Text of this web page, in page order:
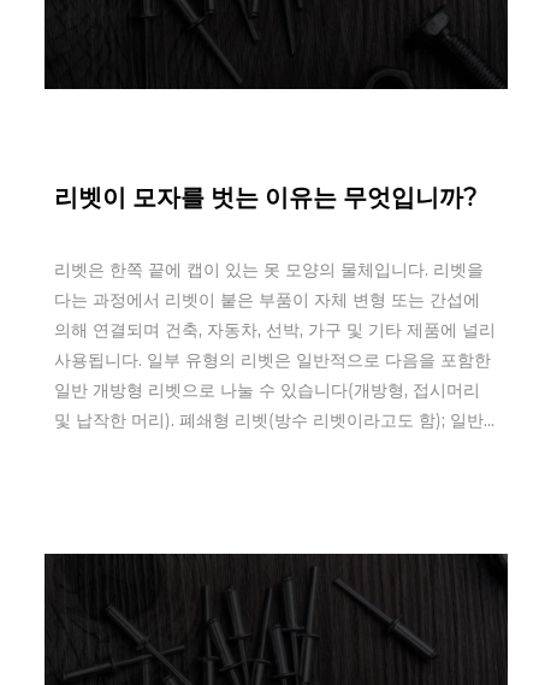
리벳이 모자를 벗는 이유는 무엇입니까?
리벳은 한쪽 끝에 캡이 있는 못 모양의 물체입니다. 리벳을
다는 과정에서 리벳이 붙은 부품이 자체 변형 또는 간섭에
의해 연결되며 건축, 자동차, 선박, 가구 및 기타 제품에 널리
사용됩니다. 일부 유형의 리벳은 일반적으로 다음을 포함한
일반 개방형 리벳으로 나눌 수 있습니다(개방형, 접시머리
및 납작한 머리). 폐쇄형 리벳(방수 리벳이라고도 함); 일반...